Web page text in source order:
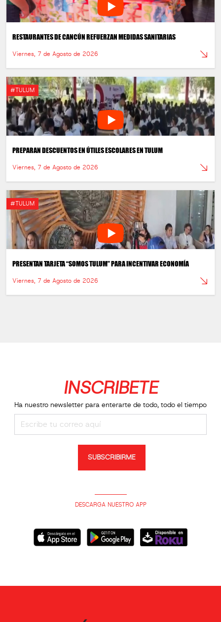
RESTAURANTES DE CANCÚN REFUERZAN MEDIDAS SANITARIAS
Viernes, 7 de Agosto de 2026
#TULUM
PREPARAN DESCUENTOS EN ÚTILES ESCOLARES EN TULUM
Viernes, 7 de Agosto de 2026
#TULUM
PRESENTAN TARJETA “SOMOS TULUM” PARA INCENTIVAR ECONOMÍA
Viernes, 7 de Agosto de 2026
INSCRIBETE
Ha nuestro newsletter para enterarte de todo, todo el tiempo
SUBSCRIBIRME
DESCARGA NUESTRO APP